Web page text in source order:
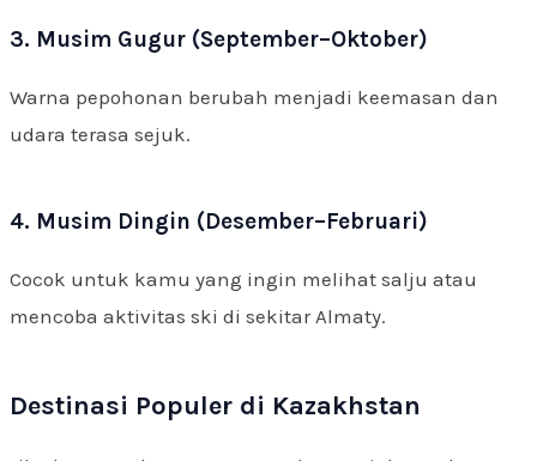
3. Musim Gugur (September–Oktober)
Warna pepohonan berubah menjadi keemasan dan
udara terasa sejuk.
4. Musim Dingin (Desember–Februari)
Cocok untuk kamu yang ingin melihat salju atau
mencoba aktivitas ski di sekitar Almaty.
Destinasi Populer di Kazakhstan